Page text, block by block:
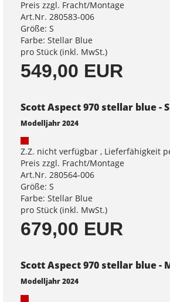
Preis zzgl. Fracht/Montage
Art.Nr. 280583-006
Größe: S
Farbe: Stellar Blue
pro Stück (inkl. MwSt.)
549,00 EUR
Scott Aspect 970 stellar blue - S
Modelljahr 2024
Z.Z. nicht verfügbar , Lieferfähigkeit
Preis zzgl. Fracht/Montage
Art.Nr. 280564-006
Größe: S
Farbe: Stellar Blue
pro Stück (inkl. MwSt.)
679,00 EUR
Scott Aspect 970 stellar blue -
Modelljahr 2024